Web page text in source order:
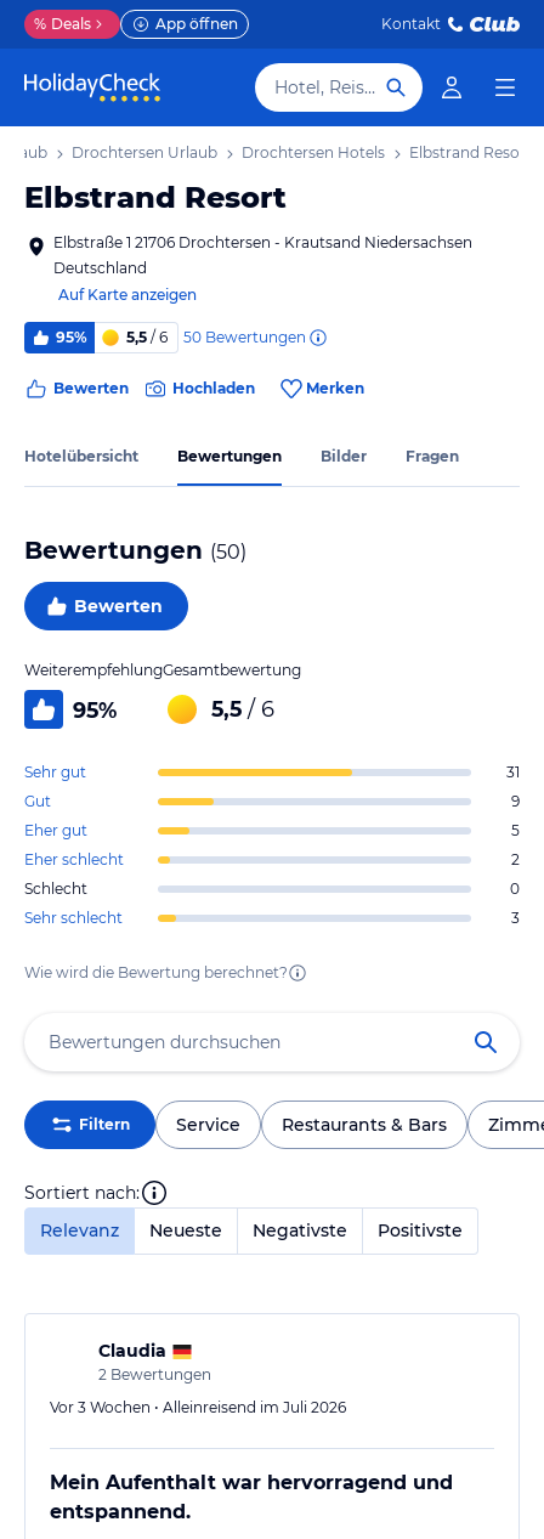
% Deals App öffnen Kontakt
Hotel, Reiseziel
Drochtersen Urlaub Drochtersen Hotels Elbstrand Resort
Elbstrand Resort
Elbstraße 1 21706 Drochtersen - Krautsand Niedersachsen
Deutschland
Auf Karte anzeigen
95% 5,5 / 6 50 Bewertungen
Bewerten Hochladen Merken
Hotelübersicht Bewertungen Bilder Fragen
Bewertungen (50)
Bewerten
Weiterempfehlung
95%
Gesamtbewertung
5,5 / 6
Sehr gut
31
Gut
9
Eher gut
5
Eher schlecht
2
Schlecht
0
Sehr schlecht
3
Wie wird die Bewertung berechnet?
Filtern Service Restaurants & Bars
Sortiert nach:
Relevanz
Neueste Negativste Positivste
Claudia
2 Bewertungen
Vor 3 Wochen • Alleinreisend im Juli 2026
Mein Aufenthalt war hervorragend und
entspannend.